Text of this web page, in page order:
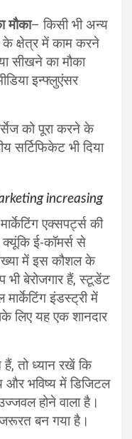
मौका– किसी भी अन्य
के क्षेत्र में काम करने
सीखने का मौका
इन्फ्लुएंसर
को पूरा करने के
सर्टिफिकेट भी दिया
increasing
एक्सपर्ट्स की
क्यूंकि ई-कॉमर्स से
में इस कौशल के
बेरोजगार हैं, स्टूडेंट
इंडस्ट्री में
यह एक शानदार
तो ध्यान रखें कि
और भविष्य में डिजिटल
होने वाला है।
जरूरत बन गया है।